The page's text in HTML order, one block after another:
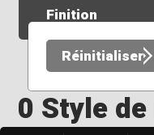
Finition
Réinitialiser
0 Style